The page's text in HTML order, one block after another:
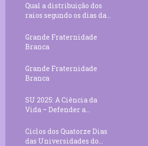
Qual a distribuição dos
raios segundo os dias da...
Grande Fraternidade
Branca
Grande Fraternidade
Branca
SU 2025: A Ciência da
Vida – Defender a...
Ciclos dos Quatorze Dias
das Universidades do...